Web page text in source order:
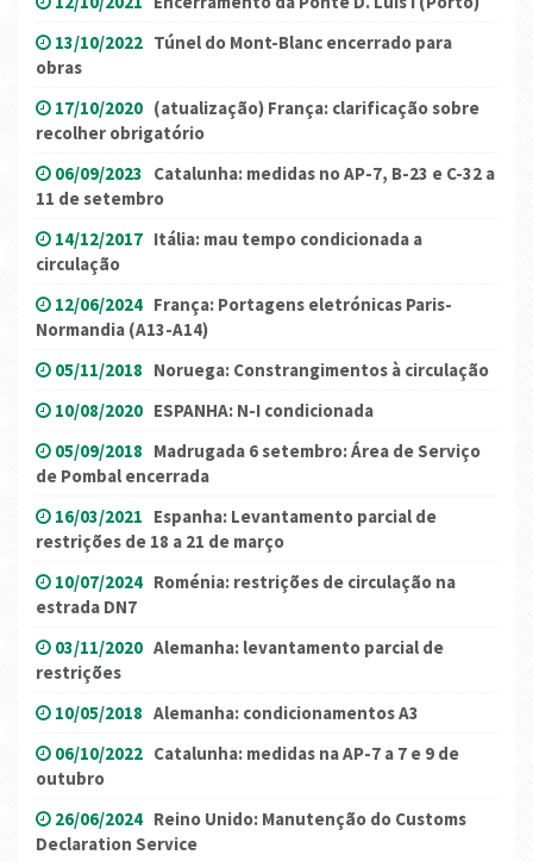
13/10/2022 Túnel do Mont-Blanc encerrado para
obras
17/10/2020 (atualização) França: clarificação sobre
recolher obrigatório
06/09/2023 Catalunha: medidas no AP-7, B-23 e C-32 a
11 de setembro
14/12/2017 Itália: mau tempo condicionada a
circulação
12/06/2024 França: Portagens eletrónicas Paris-
Normandia (A13-A14)
05/11/2018 Noruega: Constrangimentos à circulação
10/08/2020 ESPANHA: N-I condicionada
05/09/2018 Madrugada 6 setembro: Área de Serviço
de Pombal encerrada
16/03/2021 Espanha: Levantamento parcial de
restrições de 18 a 21 de março
10/07/2024 Roménia: restrições de circulação na
estrada DN7
03/11/2020 Alemanha: levantamento parcial de
restrições
10/05/2018 Alemanha: condicionamentos A3
06/10/2022 Catalunha: medidas na AP-7 a 7 e 9 de
outubro
26/06/2024 Reino Unido: Manutenção do Customs
Declaration Service